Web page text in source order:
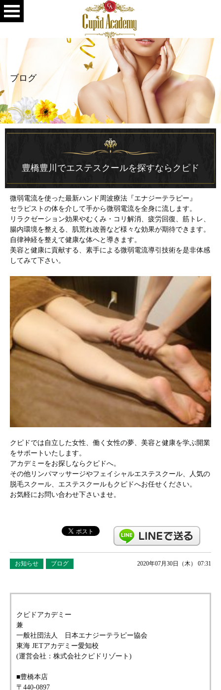
ブログ
豊橋豊川でエステスクールを探すならクピド
微弱電流を使った最新ハンド周波療法『エナジーテラピー』
セラピストの体を介して手から微弱電流を全身に流します。
リラクゼーション効果やむくみ・コリ解消、疲労回復、筋トレ、
腸内環境を整える、肌荒れ改善など様々な効果が期待できます。
自律神経を整えて健康な体へと導きます。
美容と健康に貢献する、素手による微弱電流導引技術を是非体感
してみて下さい。
クピドでは自立した女性、働く女性の夢、美容と健康を学ぶ開業
をサポートいたします。
アカデミーをお探しならクピドへ。
その他リンパマッサージやフェイシャルエステスクール、人気の
脱毛スクール、エステスクールもクピドへお任せください。
お気軽にお問い合わせ下さいませ。
お知らせ ブログ 2020年07月30日（木） 07:31
クピドアカデミー
兼
一般社団法人 日本エナジーテラピー協会
東海 JETアカデミー愛知校
(運営会社：株式会社クピドリゾート)
■豊橋本店
〒440-0897